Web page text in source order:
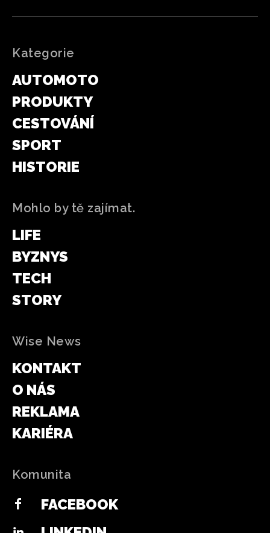
Kategorie
AUTOMOTO
PRODUKTY
CESTOVÁNÍ
SPORT
HISTORIE
Mohlo by tě zajímat.
LIFE
BYZNYS
TECH
STORY
Wise News
KONTAKT
O NÁS
REKLAMA
KARIÉRA
Komunita
FACEBOOK